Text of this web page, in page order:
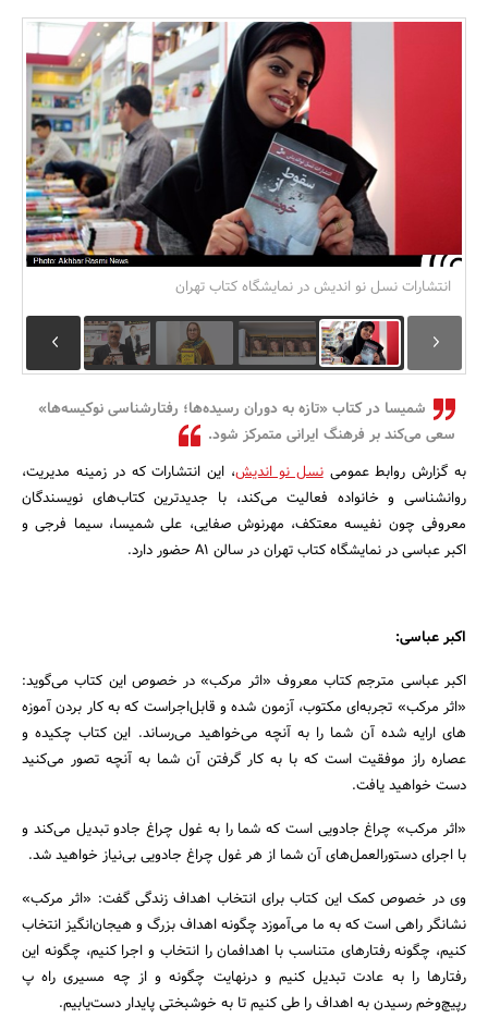
بانک، بیمه و سرمایه
مسکن و ساختمان
جستجو
انتشارات نسل نو اندیش در نمایشگاه کتاب تهران
شمیسا در کتاب «تازه‌ به دوران رسیده‌ها؛ رفتارشناسی نوکیسه‌ها»
سعی می‌کند بر فرهنگ ایرانی متمرکز شود.
به گزارش روابط عمومینسل نو اندیش، این انتشارات که در زمینه مدیریت،
روانشناسی و خانواده فعالیت می‌کند، با جدیدترین کتاب‌های نویسندگان
معروفی چون نفیسه معتکف، مهرنوش صفایی، علی شمیسا، سیما فرجی و
اکبر عباسی در نمایشگاه کتاب تهران در سالن A1 حضور دارد.
اکبر عباسی:
اکبر عباسی مترجم کتاب معروف «اثر مرکب» در خصوص این کتاب می‌گوید:
«اثر مرکب» تجربه‌ای مکتوب، آزمون شده و قابل‌اجراست که به کار بردن آموزه
های ارایه شده آن شما را به آنچه می‌خواهید می‌رساند. این کتاب چکیده و
عصاره راز موفقیت است که با به کار گرفتن آن شما به آنچه تصور می‌کنید
دست خواهید یافت.
«اثر مرکب» چراغ جادویی است که شما را به غول چراغ جادو تبدیل می‌کند و
با اجرای دستورالعمل‌های آن شما از هر غول چراغ جادویی بی‌نیاز خواهید شد.
وی در خصوص کمک این کتاب برای انتخاب اهداف زندگی گفت: «اثر مرکب»
نشانگر راهی است که به ما می‌آموزد چگونه اهداف بزرگ و هیجان‌انگیز انتخاب
کنیم، چگونه رفتارهای متناسب با اهدافمان را انتخاب و اجرا کنیم، چگونه این
رفتارها را به عادت تبدیل کنیم و درنهایت چگونه و از چه مسیری راه پ
رپیچ‌وخم رسیدن به اهداف را طی کنیم تا به خوشبختی پایدار دست‌یابیم.